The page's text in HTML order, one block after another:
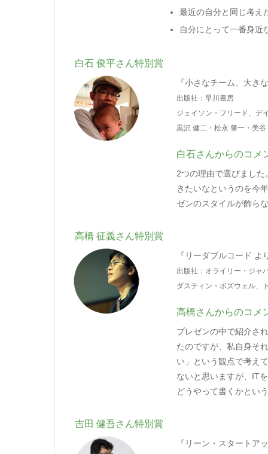
最近の自分と同じ考え
自分にとって一番身近
白石 俊平さん特別賞
『小さなチーム、大き
出版社：早川書房
ジェイソン・フリード、デ
黒沢 健二・松永 肇一・美
白石さんからのコメ
2つの理由で選びまし
きたいなというのを今
ゼンのスタイルが飾ら
高橋 征義さん特別賞
『リーダブルコード
出版社：オライリー・ジャ
ダスティン・ボズウェル、
高橋さんからのコメ
プレゼンの中で紹介さ
たのですが、私自身そ
い」という観点で考え
ないと思いますが、IT
どうやって書くかとい
吉田 健吾さん特別賞
『リーン・スタートア